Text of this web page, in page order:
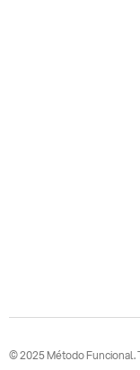
© 2025 Método